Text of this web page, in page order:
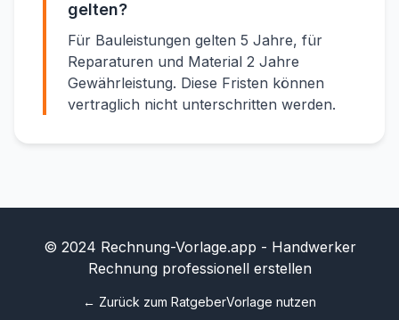
gelten?
Für Bauleistungen gelten 5 Jahre, für
Reparaturen und Material 2 Jahre
Gewährleistung. Diese Fristen können
vertraglich nicht unterschritten werden.
© 2024 Rechnung-Vorlage.app - Handwerker
Rechnung professionell erstellen
← Zurück zum RatgeberVorlage nutzen